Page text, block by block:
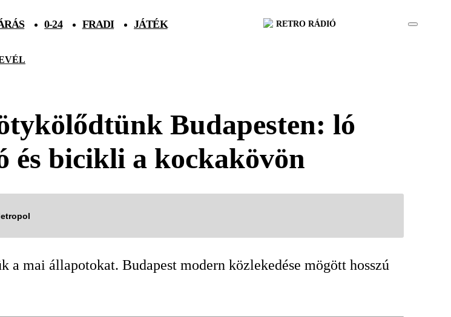
0-24 FRADI JÁTÉK RETRO RÁDIÓ
Budapesten: ló
és bicikli a kockakövön
a mai állapotokat. Budapest modern közlekedése mögött hosszú